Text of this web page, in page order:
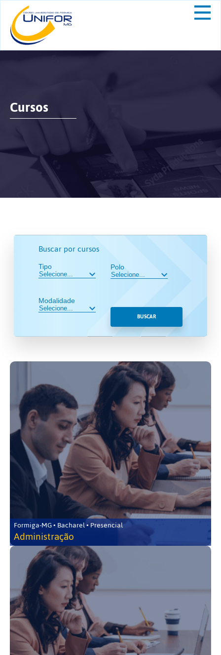
Cursos
Buscar por cursos
Tipo
Modalidade
Polo
BUSCAR
Formiga-MG • Bacharel • Presencial
Administração